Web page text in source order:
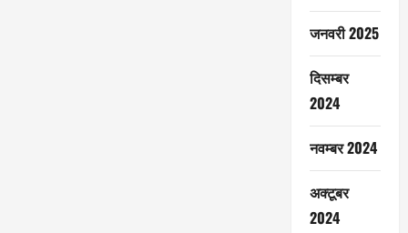
जनवरी 2025
दिसम्बर
2024
नवम्बर 2024
अक्टूबर
2024